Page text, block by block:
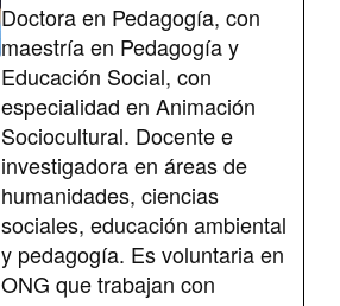
Doctora en Pedagogía, con
maestría en Pedagogía y
Educación Social, con
especialidad en Animación
Sociocultural. Docente e
investigadora en áreas de
humanidades, ciencias
sociales, educación ambiental
y pedagogía. Es voluntaria en
ONG que trabajan con